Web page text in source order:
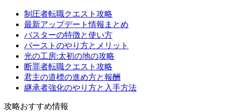
制圧者転職クエスト攻略
最新アップデート情報まとめ
バスターの特徴と使い方
バーストのやり方とメリット
光の工房:太初の地の攻略
断罪者転職クエスト攻略
君主の道標の進め方と報酬
継承者強化のやり方と入手方法
攻略おすすめ情報